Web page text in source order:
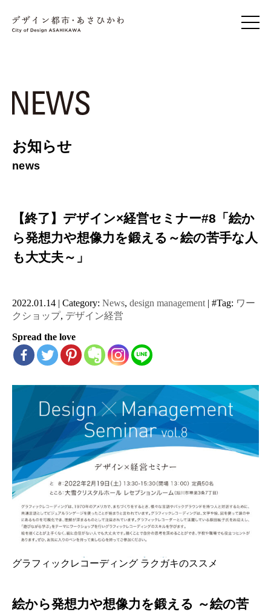
お知らせ
news
【終了】デザイン×経営セミナー#8「絵か
ら発想力や想像力を鍛える～絵の苦手な人
も大丈夫～」
2022.01.14 | Category: News, design management | #Tag: ワー
クショップ, デザイン経営
Spread the love
グラフィックレコーディング ラクガキのススメ
絵から発想力や想像力を鍛える ～絵の苦